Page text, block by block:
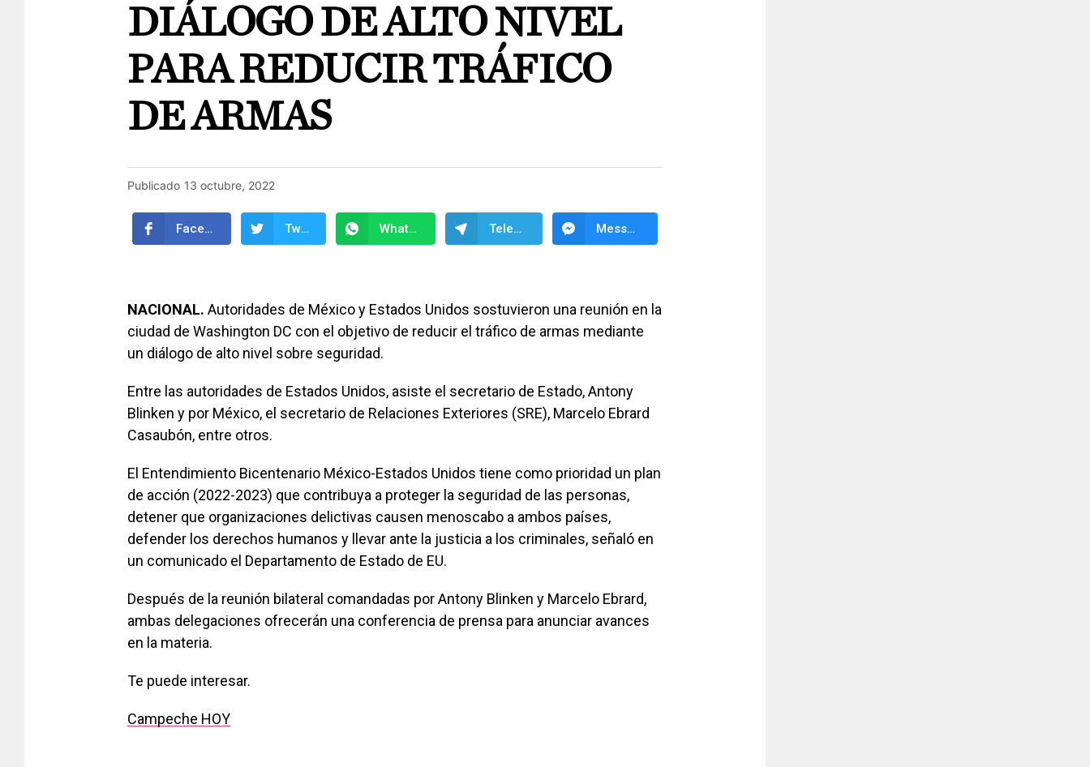
DIÁLOGO DE ALTO NIVEL
PARA REDUCIR TRÁFICO
DE ARMAS
Publicado 13 octubre, 2022
Facebook Twitter WhatsApp Telegram Messenger
NACIONAL. Autoridades de México y Estados Unidos sostuvieron una reunión en la
ciudad de Washington DC con el objetivo de reducir el tráfico de armas mediante
un diálogo de alto nivel sobre seguridad.
Entre las autoridades de Estados Unidos, asiste el secretario de Estado, Antony
Blinken y por México, el secretario de Relaciones Exteriores (SRE), Marcelo Ebrard
Casaubón, entre otros.
El Entendimiento Bicentenario México-Estados Unidos tiene como prioridad un plan
de acción (2022-2023) que contribuya a proteger la seguridad de las personas,
detener que organizaciones delictivas causen menoscabo a ambos países,
defender los derechos humanos y llevar ante la justicia a los criminales, señaló en
un comunicado el Departamento de Estado de EU.
Después de la reunión bilateral comandadas por Antony Blinken y Marcelo Ebrard,
ambas delegaciones ofrecerán una conferencia de prensa para anunciar avances
en la materia.
Te puede interesar.
Campeche HOY